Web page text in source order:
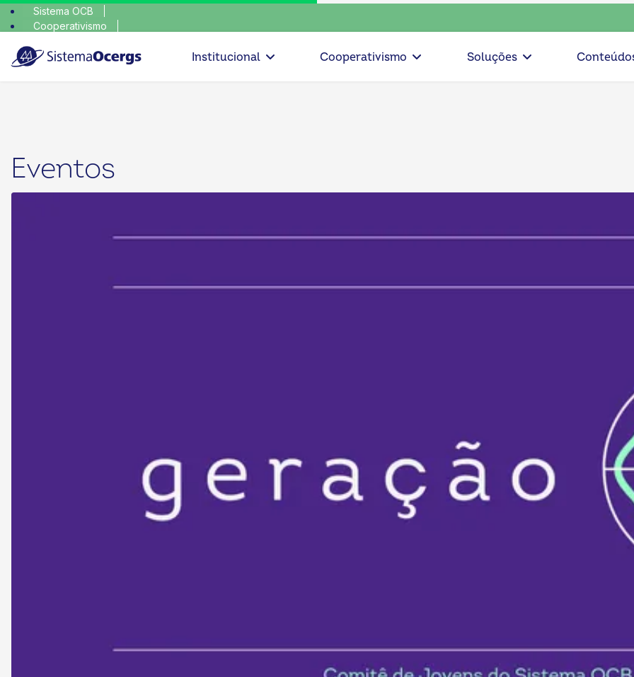
Sistema OCB
Cooperativismo
Institucional
Cooperativismo Soluções
Eventos